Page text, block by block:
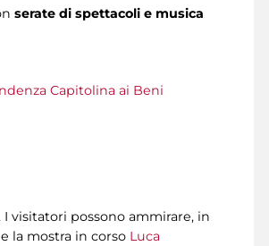
serate di spettacoli e musica
Capitolina ai Beni
I visitatori possono ammirare, in
la mostra in corso Luca